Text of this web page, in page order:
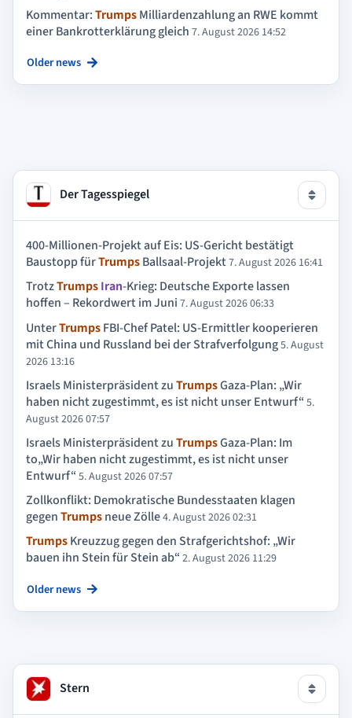
Kommentar:TrumpsMilliardenzahlung an RWE kommt
einer Bankrotterklärung gleich 7. August 2026 14:52
Older news
Der Tagesspiegel
400-Millionen-Projekt auf Eis: US-Gericht bestätigt
Baustopp fürTrumpsBallsaal-Projekt7. August 2026 16:41
TrotzTrumpsIran-Krieg: Deutsche Exporte lassen
hoffen – Rekordwert im Juni 7. August 2026 06:33
UnterTrumpsFBI-Chef Patel: US-Ermittler kooperieren
mit China und Russland bei der Strafverfolgung5. August
2026 13:16
Israels Ministerpräsident zuTrumpsGaza-Plan: „Wir
haben nicht zugestimmt, es ist nicht unser Entwurf“ 5.
August 2026 07:57
Israels Ministerpräsident zuTrumpsGaza-Plan: Im
to„Wir haben nicht zugestimmt, es ist nicht unser
Entwurf“ 5. August 2026 07:57
Zollkonflikt: Demokratische Bundesstaaten klagen
gegenTrumpsneue Zölle4. August 2026 02:31
TrumpsKreuzzug gegen den Strafgerichtshof: „Wir
bauen ihn Stein für Stein ab“ 2. August 2026 11:29
Older news
Stern